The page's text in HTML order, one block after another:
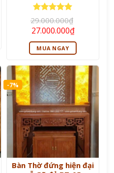
Được xếp
hạng5 5
sao
29.000.000₫
Giá
gốc
là:
29.000.000₫.
27.000.000₫Giá
hiện
tại
là:
MUA NGAY
-7%
Bàn Thờ đứng hiện đại